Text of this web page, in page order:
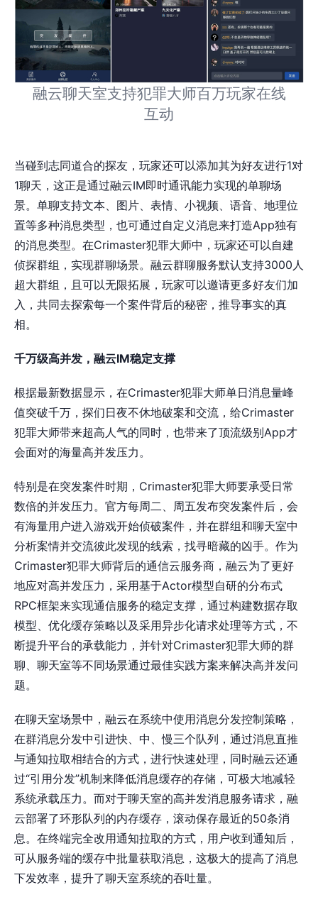
融云聊天室支持犯罪大师百万玩家在线
互动
当碰到志同道合的探友，玩家还可以添加其为好友进行1对
1聊天，这正是通过融云IM即时通讯能力实现的单聊场
景。单聊支持文本、图片、表情、小视频、语音、地理位
置等多种消息类型，也可通过自定义消息来打造App独有
的消息类型。在Crimaster犯罪大师中，玩家还可以自建
侦探群组，实现群聊场景。融云群聊服务默认支持3000人
超大群组，且可以无限拓展，玩家可以邀请更多好友们加
入，共同去探索每一个案件背后的秘密，推导事实的真
相。
千万级高并发，融云IM稳定支撑
根据最新数据显示，在Crimaster犯罪大师单日消息量峰
值突破千万，探们日夜不休地破案和交流，给Crimaster
犯罪大师带来超高人气的同时，也带来了顶流级别App才
会面对的海量高并发压力。
特别是在突发案件时期，Crimaster犯罪大师要承受日常
数倍的并发压力。官方每周二、周五发布突发案件后，会
有海量用户进入游戏开始侦破案件，并在群组和聊天室中
分析案情并交流彼此发现的线索，找寻暗藏的凶手。作为
Crimaster犯罪大师背后的通信云服务商，融云为了更好
地应对高并发压力，采用基于Actor模型自研的分布式
RPC框架来实现通信服务的稳定支撑，通过构建数据存取
模型、优化缓存策略以及采用异步化请求处理等方式，不
断提升平台的承载能力，并针对Crimaster犯罪大师的群
聊、聊天室等不同场景通过最佳实践方案来解决高并发问
题。
在聊天室场景中，融云在系统中使用消息分发控制策略，
在群消息分发中引进快、中、慢三个队列，通过消息直推
与通知拉取相结合的方式，进行快速处理，同时融云还通
过“引用分发”机制来降低消息缓存的存储，可极大地减轻
系统承载压力。而对于聊天室的高并发消息服务请求，融
云部署了环形队列的内存缓存，滚动保存最近的50条消
息。在终端完全改用通知拉取的方式，用户收到通知后，
可从服务端的缓存中批量获取消息，这极大的提高了消息
下发效率，提升了聊天室系统的吞吐量。